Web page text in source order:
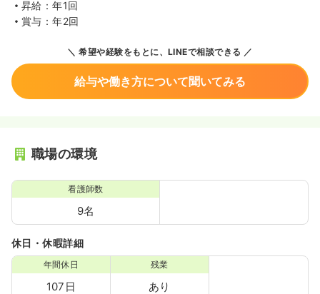
昇給：年1回
賞与：年2回
希望や経験をもとに、LINEで相談できる
給与や働き方について聞いてみる
職場の環境
看護師数
9名
休日・休暇詳細
年間休日
107日
残業
あり